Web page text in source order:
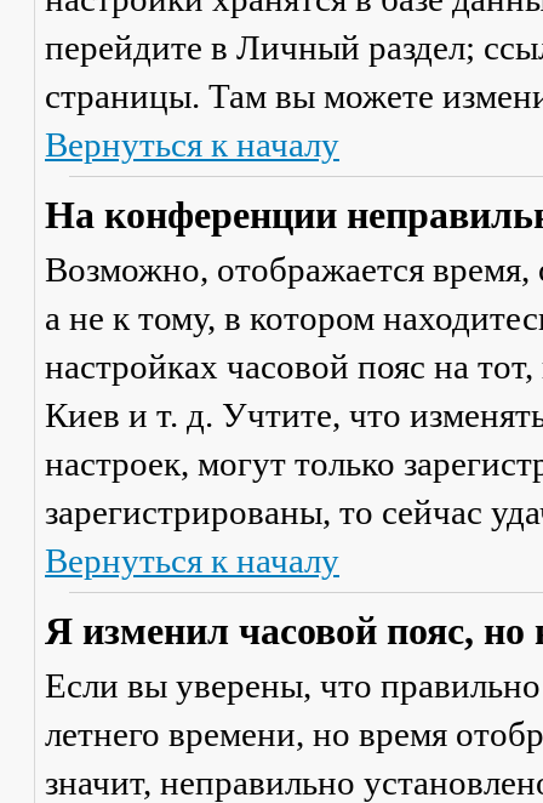
перейдите в Личный раздел;
страницы. Там вы можете
Вернуться к началу
На конференции
Возможно, отображается время,
а не к тому, в котором
настройках часовой пояс на
Киев и т. д. Учтите, что
настроек, могут только
зарегистрированы, то сейчас
Вернуться к началу
Я изменил часовой пояс,
Если вы уверены, что
летнего времени, но время
значит, неправильно